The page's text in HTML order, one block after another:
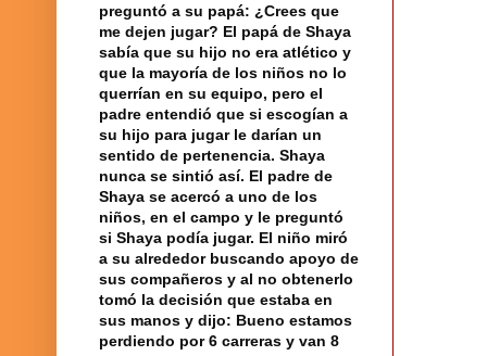
preguntó a su papá: ¿Crees que
me dejen jugar? El papá de Shaya
sabía que su hijo no era atlético y
que la mayoría de los niños no lo
querrían en su equipo, pero el
padre entendió que si escogían a
su hijo para jugar le darían un
sentido de pertenencia. Shaya
nunca se sintió así. El padre de
Shaya se acercó a uno de los
niños, en el campo y le preguntó
si Shaya podía jugar. El niño miró
a su alrededor buscando apoyo de
sus compañeros y al no obtenerlo
tomó la decisión que estaba en
sus manos y dijo: Bueno estamos
perdiendo por 6 carreras y van 8